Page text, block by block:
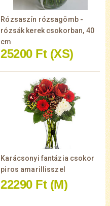
Rózsaszín rózsagömb -
rózsák kerek csokorban, 40
cm
25200 Ft (XS)
Karácsonyi fantázia csokor
piros amarillisszel
22290 Ft (M)